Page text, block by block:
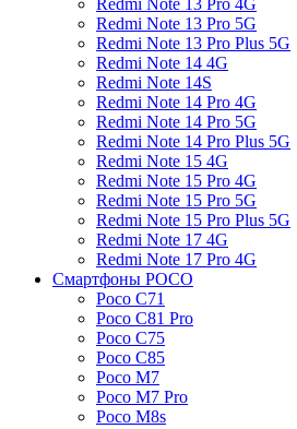
Redmi Note 13 Pro 4G
Redmi Note 13 Pro 5G
Redmi Note 13 Pro Plus 5G
Redmi Note 14 4G
Redmi Note 14S
Redmi Note 14 Pro 4G
Redmi Note 14 Pro 5G
Redmi Note 14 Pro Plus 5G
Redmi Note 15 4G
Redmi Note 15 Pro 4G
Redmi Note 15 Pro 5G
Redmi Note 15 Pro Plus 5G
Redmi Note 17 4G
Redmi Note 17 Pro 4G
Смартфоны POCO
Poco C71
Poco C81 Pro
Poco C75
Poco C85
Poco M7
Poco M7 Pro
Poco M8s